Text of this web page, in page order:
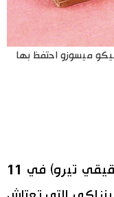
ميسوزو احتفظ بها
وُلدت كانيكو ميسوزو (الاسم الحقيقي تيرو) في 11